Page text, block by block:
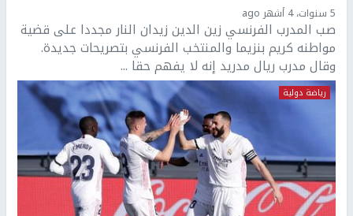
5 سنوات، 4 أشهر ago
صب المدرب الفرنسي زين الدين زيدان النار مجددا على قضية
مواطنه كريم بنزيما والمنتخب الفرنسي بتصريحات جديدة.
وقال مدرب ريال مدريد إنه لا يفهم حقا ...
رياضة دولية